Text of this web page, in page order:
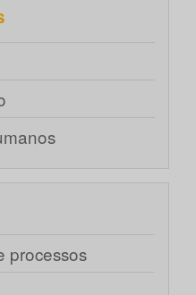
processos